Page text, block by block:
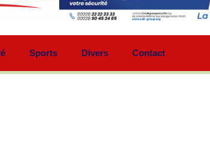
Sports Divers Contact